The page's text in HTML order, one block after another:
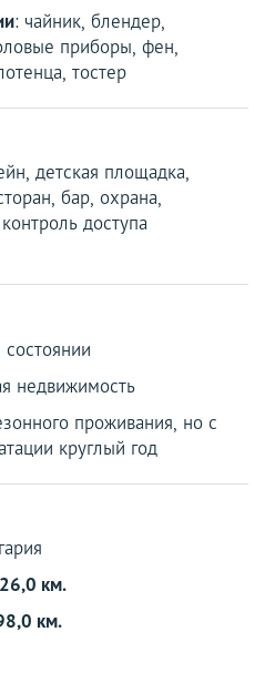
: чайник, блендер,
приборы, фен,
тостер
детская площадка,
бар, охрана,
доступа
недвижимость
проживания, но с
круглый год
км.
км.